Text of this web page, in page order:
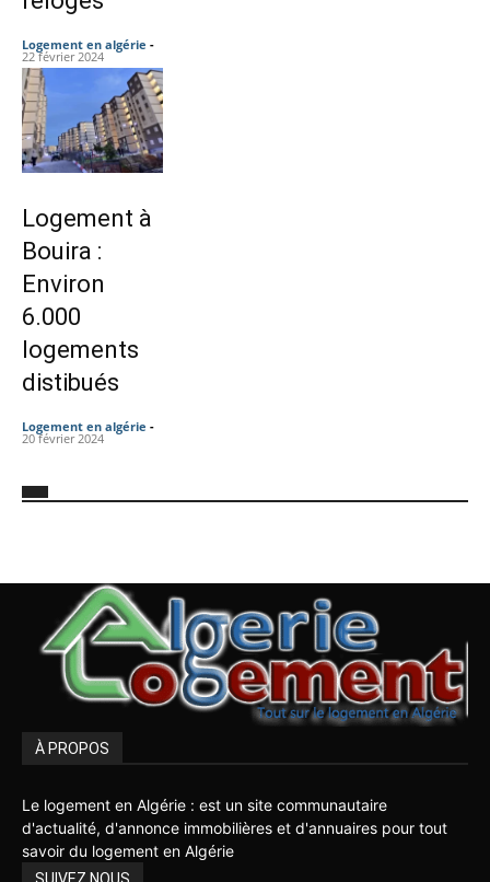
Logement en algérie -
22 février 2024
Logement à
Bouira :
Environ
6.000
logements
distibués
Logement en algérie -
20 février 2024
À PROPOS
Le logement en Algérie : est un site communautaire
d'actualité, d'annonce immobilières et d'annuaires pour tout
savoir du logement en Algérie